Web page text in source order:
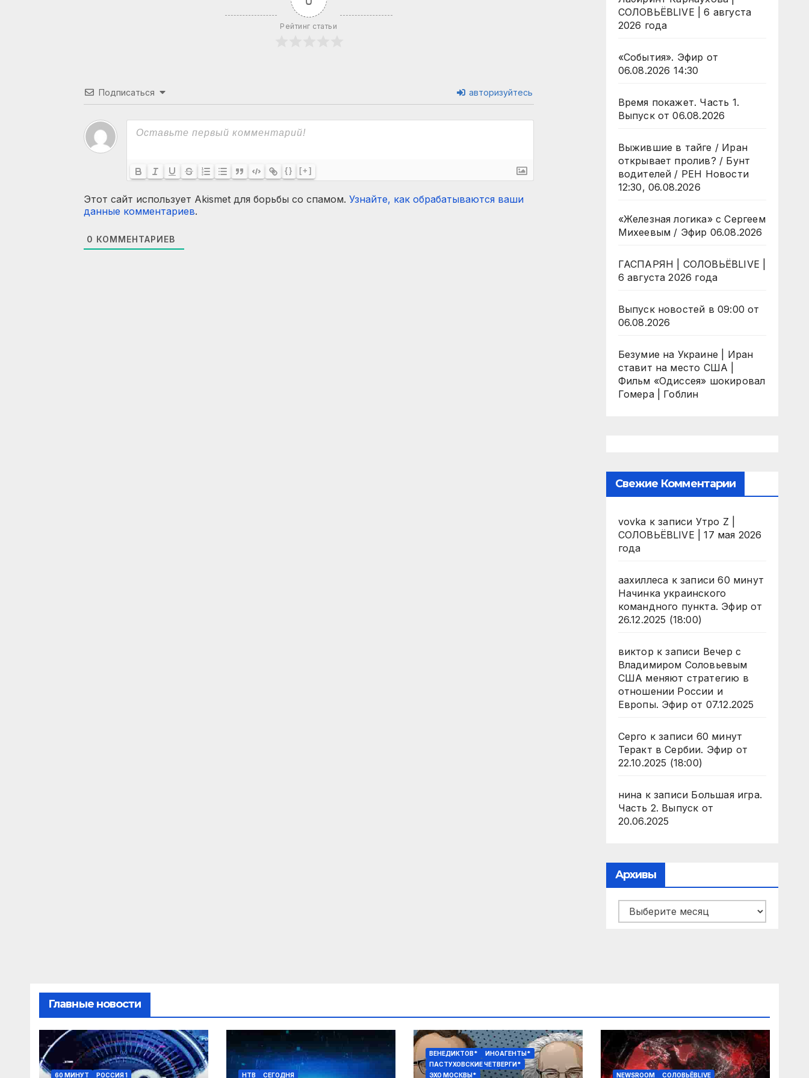
Рейтинг статьи
Подписаться авторизуйтесь
{} [+]
Этот сайт использует Akismet для борьбы со спамом. Узнайте, как обрабатываются ваши
данные комментариев.
0 КОММЕНТАРИЕВ
СОЛОВЬЁВLIVE | 6 августа
2026 года
«События». Эфир от
06.08.2026 14:30
Время покажет. Часть 1.
Выпуск от 06.08.2026
Выжившие в тайге / Иран
открывает пролив? / Бунт
водителей / РЕН Новости
12:30, 06.08.2026
«Железная логика» с Сергеем
Михеевым / Эфир 06.08.2026
ГАСПАРЯН | СОЛОВЬЁВLIVE |
6 августа 2026 года
Выпуск новостей в 09:00 от
06.08.2026
Безумие на Украине | Иран
ставит на место США |
Фильм «Одиссея» шокировал
Гомера | Гоблин
Свежие Комментарии
vovka к записи Утро Z |
СОЛОВЬЁВLIVE | 17 мая 2026
года
аахиллеса к записи60 минут
Начинка украинского
командного пункта. Эфир от
26.12.2025 (18:00)
виктор к записи Вечер с
Владимиром Соловьевым
США меняют стратегию в
отношении России и
Европы. Эфир от 07.12.2025
Серго к записи 60 минут
Теракт в Сербии. Эфир от
22.10.2025 (18:00)
нина к записи Большая игра.
Часть 2. Выпуск от
20.06.2025
Архивы
Архивы
Главные новости
60 МИНУТ РОССИЯ 1 НТВ СЕГОДНЯ
ВЕНЕДИКТОВ*
ИНОАГЕНТЫ*
ПАСТУХОВСКИЕ ЧЕТВЕРГИ*
ЭХО МОСКВЫ*
NEWSROOM СОЛОВЬЁВLIVE